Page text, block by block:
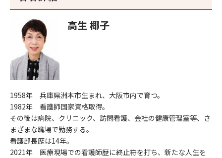
高生 椰子
1958年 兵庫県洲本市生まれ、大阪市内で育つ。
1982年 看護師国家資格取得。
その後は病院、クリニック、訪問看護、会社の健康管理室等、さ
まざまな職場で勤務する。
看護部長歴は14年。
2021年 医療現場での看護師歴に終止符を打ち、新たな人生を